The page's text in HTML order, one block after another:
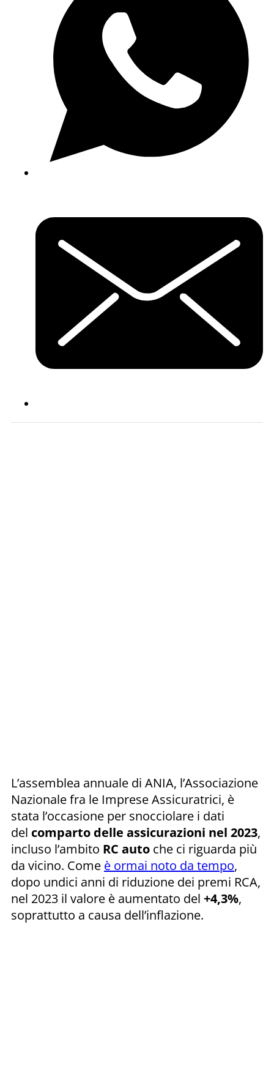
L’assemblea annuale di ANIA, l’Associazione
Nazionale fra le Imprese Assicuratrici, è
stata l’occasione per snocciolare i dati
del comparto delle assicurazioni nel 2023,
incluso l’ambito RC auto che ci riguarda più
da vicino. Come è ormai noto da tempo,
dopo undici anni di riduzione dei premi RCA,
nel 2023 il valore è aumentato del +4,3%,
soprattutto a causa dell’inflazione.